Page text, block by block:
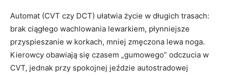
Automat (CVT czy DCT) ułatwia życie w długich trasach:
brak ciągłego wachlowania lewarkiem, płynniejsze
przyspieszanie w korkach, mniej zmęczona lewa noga.
Kierowcy obawiają się czasem „gumowego” odczucia w
CVT, jednak przy spokojnej jeździe autostradowej